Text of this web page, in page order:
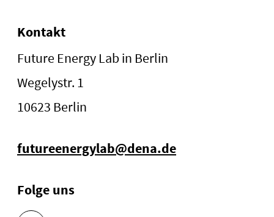
Kontakt
Future Energy Lab in Berlin
Wegelystr. 1
10623 Berlin
futureenergylab@dena.de
Folge uns